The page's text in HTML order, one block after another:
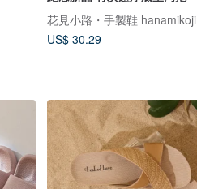
花見小路・手製鞋 hanamikoji
US$ 30.29